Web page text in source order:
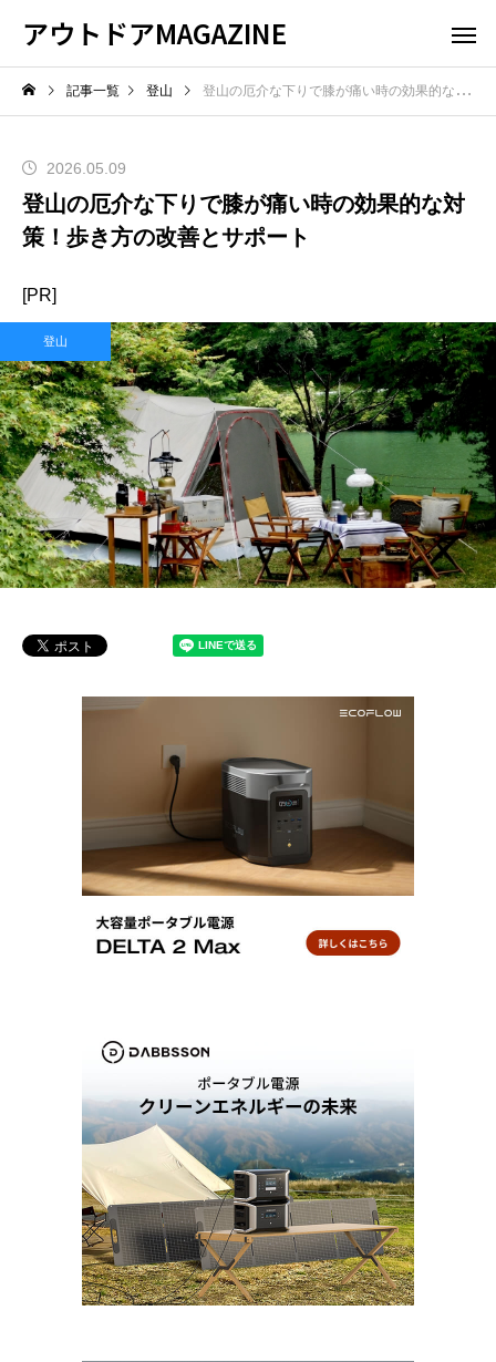
アウトドアMAGAZINE
記事一覧 登山 登山の厄介な下りで膝が痛い時の効果的な対策！歩き方の改善とサポート
2026.05.09
登山の厄介な下りで膝が痛い時の効果的な対
策！歩き方の改善とサポート
[PR]
登山